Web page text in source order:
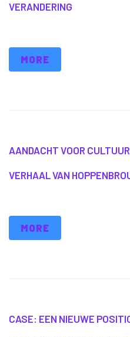
VERANDERING
MORE
AANDACHT VOOR
VERHAAL VAN
MORE
CASE: EEN NIEUWE